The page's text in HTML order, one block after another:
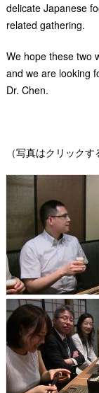
delicate Japanese
related gathering.
We hope these two
and we are looking
Dr. Chen.
（写真はクリック